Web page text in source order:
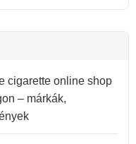
cigarette online shop
– márkák,